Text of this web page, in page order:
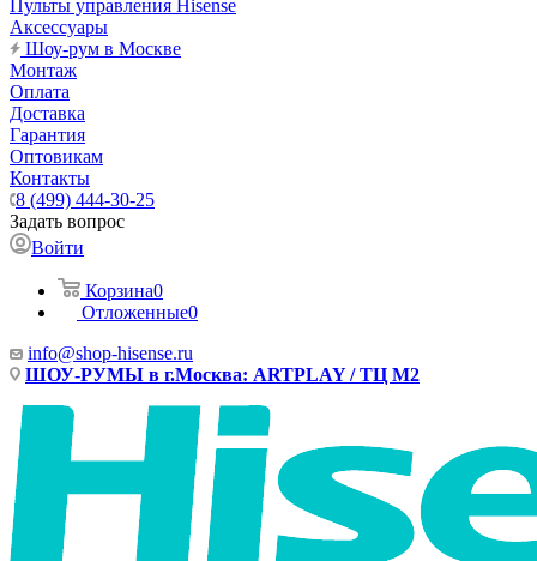
Пульты управления Hisense
Аксессуары
Шоу-рум в Москве
Монтаж
Оплата
Доставка
Гарантия
Оптовикам
Контакты
8 (499) 444-30-25
Задать вопрос
Войти
Корзина0
Отложенные0
info@shop-hisense.ru
ШОУ-РУМЫ в г.Москва: ARTPLAY / ТЦ М2